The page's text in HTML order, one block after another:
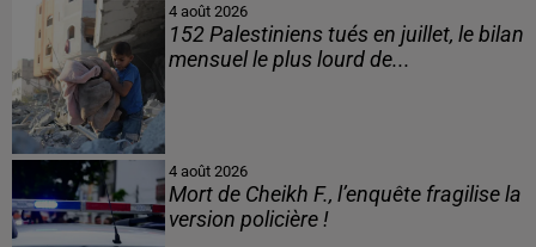
4 août 2026
152 Palestiniens tués en juillet, le bilan
mensuel le plus lourd de...
4 août 2026
Mort de Cheikh F., l’enquête fragilise la
version policière !